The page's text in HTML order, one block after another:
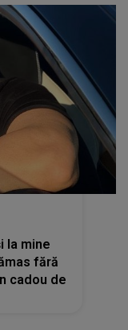
la mine
fără
cadou de